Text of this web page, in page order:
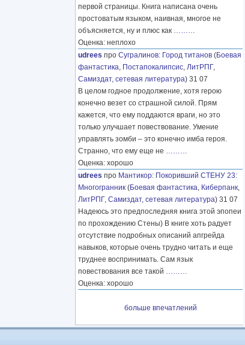
первой страницы. Книга написана очень
простоватым языком, наивная, многое не
объясняется, ну и плюс как ………
Оценка: неплохо
udrees про Сугралинов: Город титанов (Боевая
фантастика, Постапокалипсис, ЛитРПГ,
Самиздат, сетевая литература) 31 07
В целом годное продолжение, хотя герою
конечно везет со страшной силой. Прям
кажется, что ему поддаются враги, но это
только улучшает повествование. Умение
управлять зомби – это конечно имба героя.
Странно, что ему еще не ………
Оценка: хорошо
udrees про Мантикор: Покоривший СТЕНУ 23:
Многогранник (Боевая фантастика, Киберпанк,
ЛитРПГ, Самиздат, сетевая литература) 31 07
Надеюсь это предпоследняя книга этой эпопеи
по прохождению Стены) В книге хоть радует
отсутствие подробных описаний апгрейда
навыков, которые очень трудно читать и еще
труднее воспринимать. Сам язык
повествования все такой ………
Оценка: хорошо
больше впечатлений